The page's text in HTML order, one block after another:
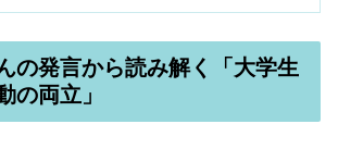
の発言から読み解く「大学生
の両立」